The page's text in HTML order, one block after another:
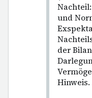
und
der
Hinweis.